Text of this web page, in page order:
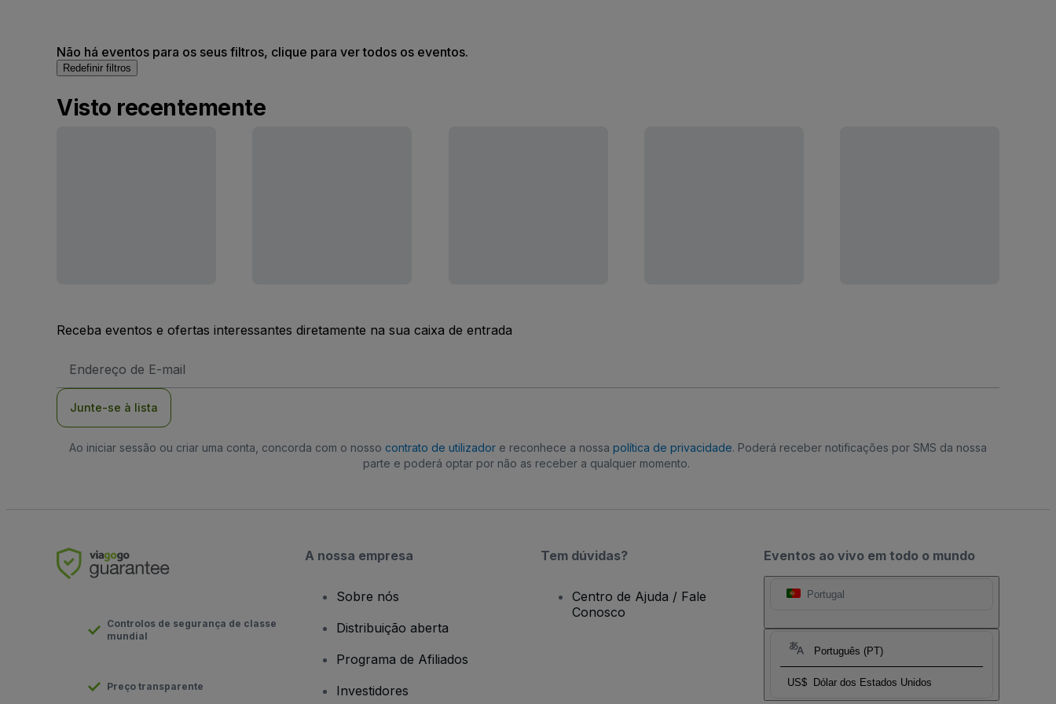
Não há eventos para os seus filtros, clique para ver todos os eventos.
Redefinir filtros
Visto recentemente
Receba eventos e ofertas interessantes diretamente na sua caixa de entrada
de
Junte-se à lista
Ao iniciar sessão ou criar uma conta, concorda com o nosso contrato de utilizador e reconhece a nossa política de privacidade. Poderá receber notificações por SMS da nossa
parte e poderá optar por não as receber a qualquer momento.
Eventos ao vivo em todo o mundo
Portugal
Português (PT)
US$ Dólar dos Estados Unidos
Controlos de segurança de classe
mundial
Preço transparente
A nossa empresa
Sobre nós
Distribuição aberta
Programa de Afiliados
Investidores
Tem dúvidas?
Centro de Ajuda / Fale
Conosco